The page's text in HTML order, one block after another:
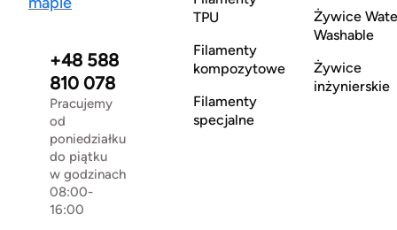
+48 588
810 078
Pracujemy
od
poniedziałku
do piątku
w godzinach
08:00-
16:00
TPU
Filamenty
kompozytowe
Filamenty
specjalne
Żywice
Washable
Żywice
inżynierskie